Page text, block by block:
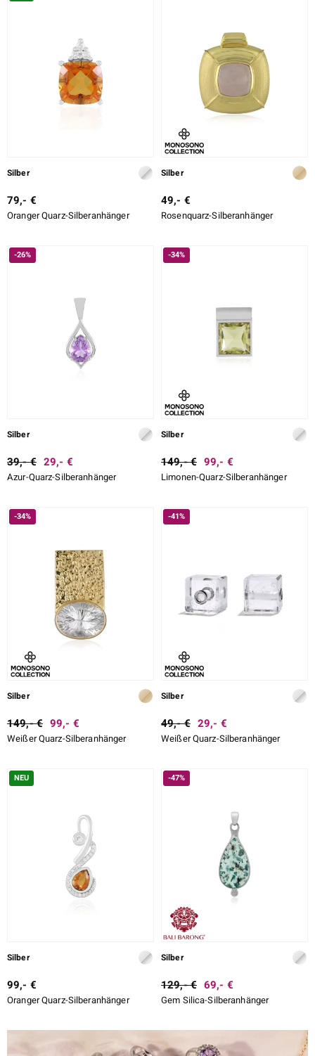
Silber
79,- €
Oranger Quarz-Silberanhänger
Silber
49,- €
Rosenquarz-Silberanhänger
-26%
Silber
39,- € 29,- €
Azur-Quarz-Silberanhänger
-34%
Silber
149,- € 99,- €
Limonen-Quarz-Silberanhänger
-34%
Silber
149,- € 99,- €
Weißer Quarz-Silberanhänger
-41%
Silber
49,- € 29,- €
Weißer Quarz-Silberanhänger
NEU
Silber
99,- €
Oranger Quarz-Silberanhänger
-47%
Silber
129,- € 69,- €
Gem Silica-Silberanhänger